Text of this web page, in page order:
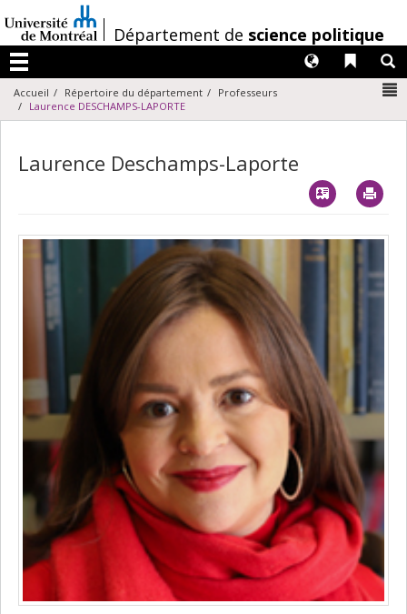
au
contenu
/Département de science politique
Menu
Liens
Langues
Accueil Répertoire du département
Professeurs
Laurence DESCHAMPS-LAPORTE
Laurence Deschamps-Laporte
Vcard